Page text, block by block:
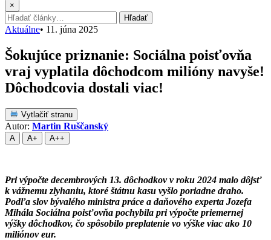
×
Hľadať: Hľadať
Aktuálne• 11. júna 2025
Šokujúce priznanie: Sociálna poisťovňa
vraj vyplatila dôchodcom milióny navyše!
Dôchodcovia dostali viac!
Vytlačiť stranu
Autor: Martin Ruščanský
A A+ A++
Pri výpočte decembrových 13. dôchodkov v roku 2024 malo dôjsť
k vážnemu zlyhaniu, ktoré štátnu kasu vyšlo poriadne draho.
Podľa slov bývalého ministra práce a daňového experta Jozefa
Mihála Sociálna poisťovňa pochybila pri výpočte priemernej
výšky dôchodkov, čo spôsobilo preplatenie vo výške viac ako 10
miliónov eur.